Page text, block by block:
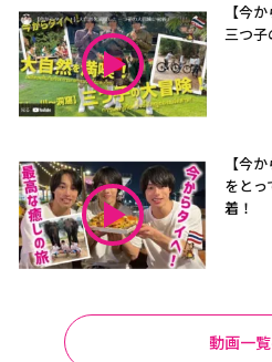
【今
三つ子
【今
をと
着！
動画一